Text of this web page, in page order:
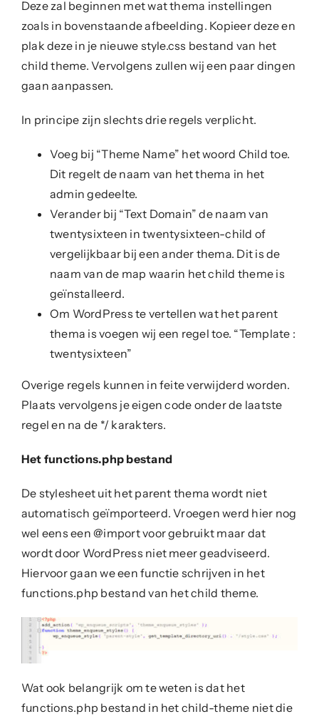
Deze zal beginnen met wat thema instellingen
zoals in bovenstaande afbeelding. Kopieer deze en
plak deze in je nieuwe style.css bestand van het
child theme. Vervolgens zullen wij een paar dingen
gaan aanpassen.
In principe zijn slechts drie regels verplicht.
Voeg bij “Theme Name” het woord Child toe.
Dit regelt de naam van het thema in het
admin gedeelte.
Verander bij “Text Domain” de naam van
twentysixteen in twentysixteen-child of
vergelijkbaar bij een ander thema. Dit is de
naam van de map waarin het child theme is
geïnstalleerd.
Om WordPress te vertellen wat het parent
thema is voegen wij een regel toe. “Template :
twentysixteen”
Overige regels kunnen in feite verwijderd worden.
Plaats vervolgens je eigen code onder de laatste
regel en na de */ karakters.
Het functions.php bestand
De stylesheet uit het parent thema wordt niet
automatisch geïmporteerd. Vroegen werd hier nog
wel eens een @import voor gebruikt maar dat
wordt door WordPress niet meer geadviseerd.
Hiervoor gaan we een functie schrijven in het
functions.php bestand van het child theme.
Wat ook belangrijk om te weten is dat het
functions.php bestand in het child-theme niet die